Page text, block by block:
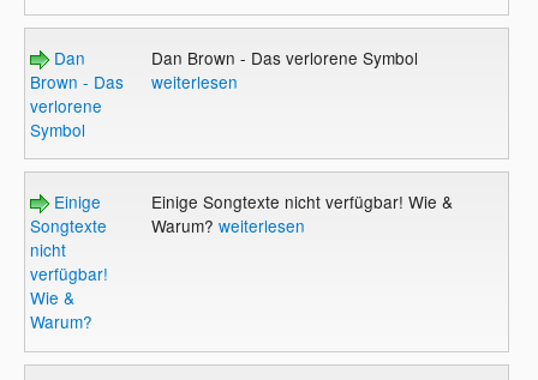
Dan
Brown - Das
verlorene
Symbol
Dan Brown - Das verlorene Symbol
weiterlesen
Einige
Songtexte
nicht
verfügbar!
Wie &
Warum?
Einige Songtexte nicht verfügbar! Wie &
Warum? weiterlesen